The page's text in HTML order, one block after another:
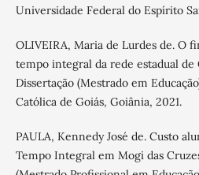
Universidade Federal do Espírito
OLIVEIRA, Maria de Lurdes de. O
tempo integral da rede estadual de
Dissertação (Mestrado em
Católica de Goiás, Goiânia, 2021.
PAULA, Kennedy José de. Custo
Tempo Integral em Mogi das